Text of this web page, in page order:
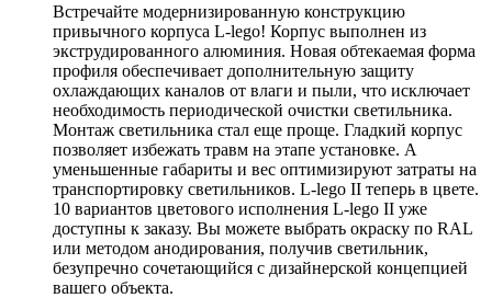
Встречайте модернизированную конструкцию
привычного корпуса L-lego! Корпус выполнен из
экструдированного алюминия. Новая обтекаемая форма
профиля обеспечивает дополнительную защиту
охлаждающих каналов от влаги и пыли, что исключает
необходимость периодической очистки светильника.
Монтаж светильника стал еще проще. Гладкий корпус
позволяет избежать травм на этапе установке. А
уменьшенные габариты и вес оптимизируют затраты на
транспортировку светильников. L-lego II теперь в цвете.
10 вариантов цветового исполнения L-lego II уже
доступны к заказу. Вы можете выбрать окраску по RAL
или методом анодирования, получив светильник,
безупречно сочетающийся с дизайнерской концепцией
вашего объекта.